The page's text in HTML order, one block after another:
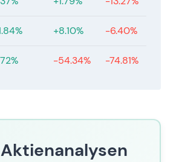
+8.10% -6.40%
-54.34% -74.81%